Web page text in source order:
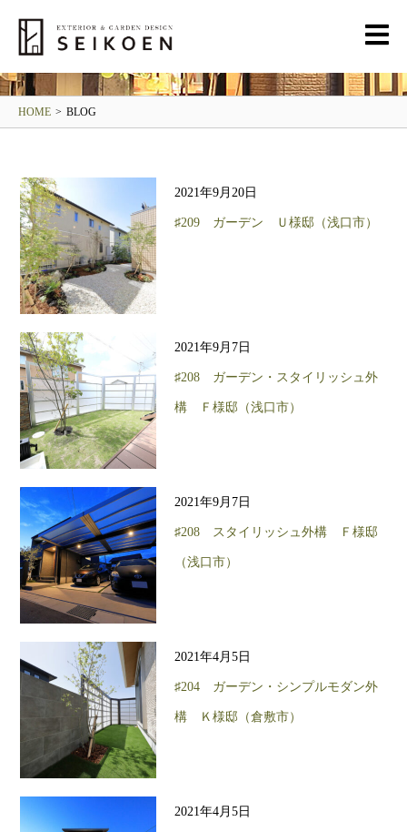
HOME > BLOG
2021年9月20日
♯209 ガーデン Ｕ様邸（浅口市）
2021年9月7日
♯208 ガーデン・スタイリッシュ外
構 Ｆ様邸（浅口市）
2021年9月7日
♯208 スタイリッシュ外構 Ｆ様邸
（浅口市）
2021年4月5日
♯204 ガーデン・シンプルモダン外
構 Ｋ様邸（倉敷市）
2021年4月5日